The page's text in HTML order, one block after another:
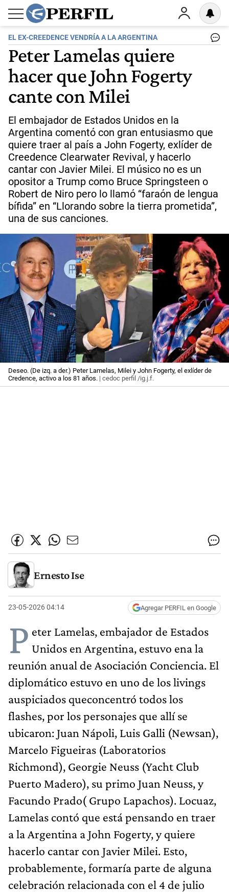
EL EX-CREEDENCE VENDRÍA A LA ARGENTINA
Peter Lamelas quiere
hacer que John Fogerty
cante con Milei
El embajador de Estados Unidos en la
Argentina comentó con gran entusiasmo que
quiere traer al país a John Fogerty, exlíder de
Creedence Clearwater Revival, y hacerlo
cantar con Javier Milei. El músico no es un
opositor a Trump como Bruce Springsteen o
Robert de Niro pero lo llamó “faraón de lengua
bífida” en “Llorando sobre la tierra prometida”,
una de sus canciones.
Deseo. (De izq. a der.) Peter Lamelas, Milei y John Fogerty, el exlíder de
Credence, activo a los 81 años. | cedoc perfil /ig.j.f.
Ernesto Ise
23-05-2026 04:14 Agregar PERFIL en Google
P eter Lamelas, embajador de Estados
Unidos en Argentina, estuvo ena la
reunión anual de Asociación Conciencia. El
diplomático estuvo en uno de los livings
auspiciados queconcentró todos los
flashes, por los personajes que allí se
ubicaron: Juan Nápoli, Luis Galli (Newsan),
Marcelo Figueiras (Laboratorios
Richmond), Georgie Neuss (Yacht Club
Puerto Madero), su primo Juan Neuss, y
Facundo Prado( Grupo Lapachos). Locuaz,
Lamelas contó que está pensando en traer
a la Argentina a John Fogerty, y quiere
hacerlo cantar con Javier Milei. Esto,
probablemente, formaría parte de alguna
celebración relacionada con el 4 de julio